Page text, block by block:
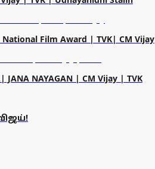
Film Award | TVK| CM Vijay
NAYAGAN | CM Vijay | TVK